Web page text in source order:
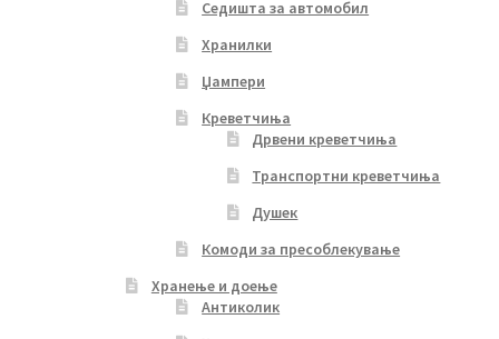
Седишта за автомобил
Хранилки
Џампери
Креветчиња
Дрвени креветчиња
Транспортни креветчиња
Душек
Комоди за пресоблекување
Хранење и доење
Антиколик